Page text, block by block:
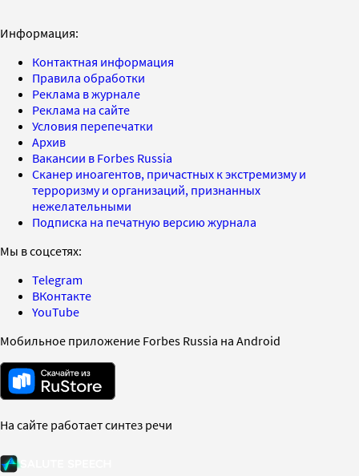
Информация:
Контактная информация
Правила обработки
Реклама в журнале
Реклама на сайте
Условия перепечатки
Архив
Вакансии в Forbes Russia
Сканер иноагентов, причастных к экстремизму и
терроризму и организаций, признанных
нежелательными
Подписка на печатную версию журнала
Мы в соцсетях:
Telegram
ВКонтакте
YouTube
Мобильное приложение Forbes Russia на Android
На сайте работает синтез речи